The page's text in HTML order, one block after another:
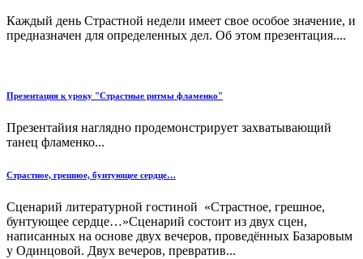
Каждый день Страстной недели имеет свое особое значение, и
предназначен для определенных дел. Об этом презентация....
Презентация к уроку "Страстные ритмы фламенко"
Презентайия наглядно продемонстрирует захватывающий
танец фламенко...
Страстное, грешное, бунтующее сердце…
Сценарий литературной гостиной «Страстное, грешное,
бунтующее сердце…»Сценарий состоит из двух сцен,
написанных на основе двух вечеров, проведённых Базаровым
у Одинцовой. Двух вечеров, превратив...